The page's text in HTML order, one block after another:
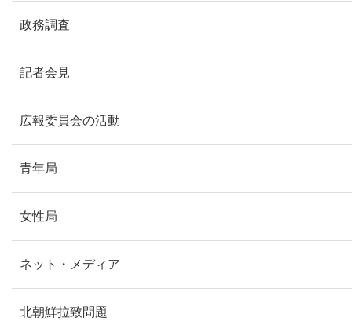
政務調査
記者会見
広報委員会の活動
青年局
女性局
ネット・メディア
北朝鮮拉致問題